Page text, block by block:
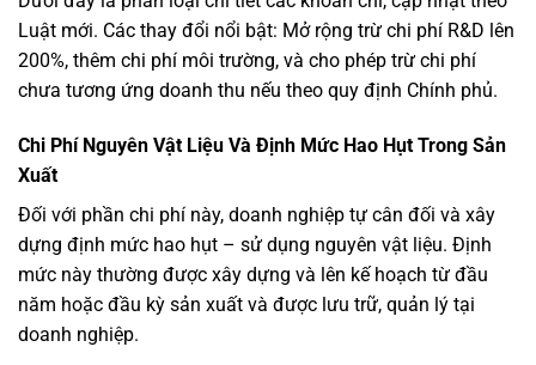
Luật mới. Các thay đổi nổi bật: Mở rộng trừ chi phí R&D lên
200%, thêm chi phí môi trường, và cho phép trừ chi phí
chưa tương ứng doanh thu nếu theo quy định Chính phủ.
Chi Phí Nguyên Vật Liệu Và Định Mức Hao Hụt Trong Sản
Xuất
Đối với phần chi phí này, doanh nghiệp tự cân đối và xây
dựng định mức hao hụt – sử dụng nguyên vật liệu. Định
mức này thường được xây dựng và lên kế hoạch từ đầu
năm hoặc đầu kỳ sản xuất và được lưu trữ, quản lý tại
doanh nghiệp.